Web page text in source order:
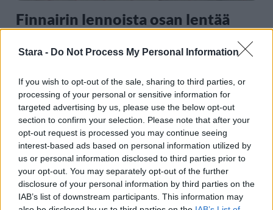
Stara - Do Not Process My Personal Information
If you wish to opt-out of the sale, sharing to third parties, or
processing of your personal or sensitive information for
targeted advertising by us, please use the below opt-out
section to confirm your selection. Please note that after your
opt-out request is processed you may continue seeing
interest-based ads based on personal information utilized by
us or personal information disclosed to third parties prior to
your opt-out. You may separately opt-out of the further
disclosure of your personal information by third parties on the
IAB’s list of downstream participants. This information may
Finnairin lennoista osan lentää
matkustajille tärkeä rajoitus
3